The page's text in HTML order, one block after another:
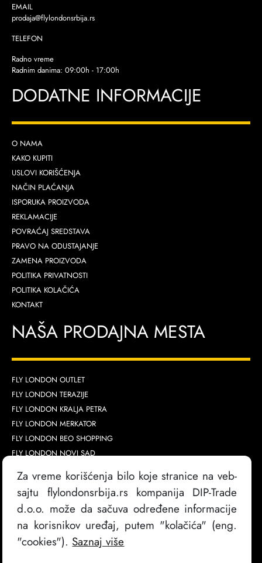
EMAIL
prodaja@flylondonsrbija.rs
TELEFON
Radno vreme
Radnim danima: 09:00h - 17:00h
DODATNE INFORMACIJE
O NAMA
KAKO KUPITI
USLOVI KORIŠĆENJA
NAČIN PLAĆANJA
ISPORUKA PROIZVODA
REKLAMACIJE
POVRAĆAJ SREDSTAVA
PRAVO NA ODUSTAJANJE
ZAMENA PROIZVODA
POLITIKA PRIVATNOSTI
POLITIKA KOLAČIĆA
KONTAKT
NAŠA PRODAJNA MESTA
FLY LONDON OUTLET
FLY LONDON TERAZIJE
FLY LONDON KRALJA PETRA
FLY LONDON MERKATOR
FLY LONDON BEO SHOPPING
FLY LONDON NOVI SAD
FLY LONDON AVA
Za vreme korišćenja bilo koje stranice na veb-
sajtu flylondonsrbija.rs kompanija DIP-Trade
d.o.o. može da sačuva određene informacije
na korisnikov uređaj, putem "kolačića" (eng.
"cookies"). Saznaj više